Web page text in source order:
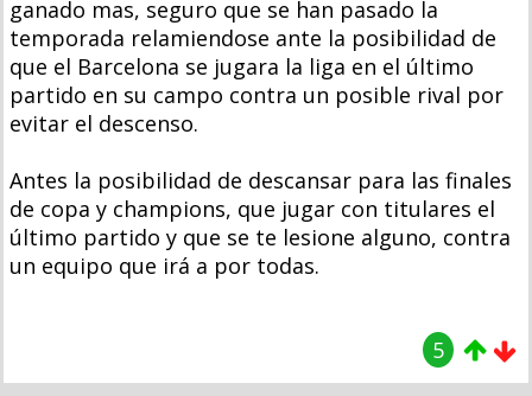
ganado mas, seguro que se han pasado la
temporada relamiendose ante la posibilidad de
que el Barcelona se jugara la liga en el último
partido en su campo contra un posible rival por
evitar el descenso.
Antes la posibilidad de descansar para las finales
de copa y champions, que jugar con titulares el
último partido y que se te lesione alguno, contra
un equipo que irá a por todas.
5